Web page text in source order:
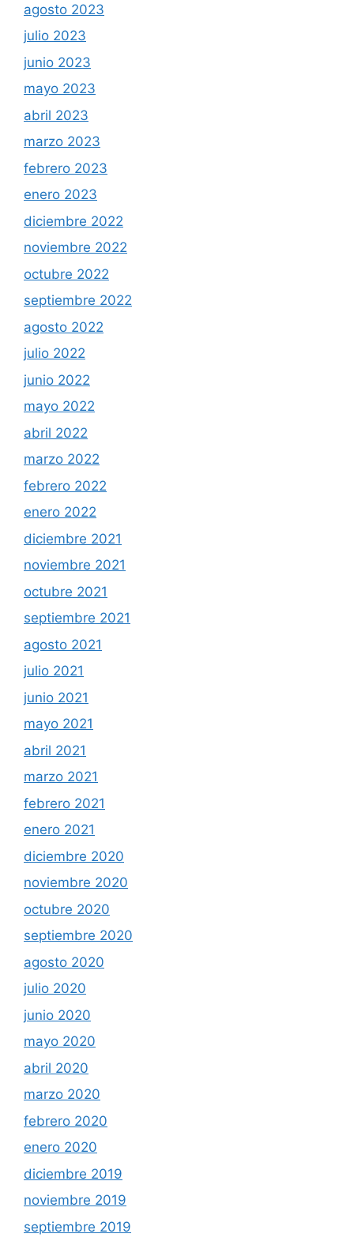
agosto 2023
julio 2023
junio 2023
mayo 2023
abril 2023
marzo 2023
febrero 2023
enero 2023
diciembre 2022
noviembre 2022
octubre 2022
septiembre 2022
agosto 2022
julio 2022
junio 2022
mayo 2022
abril 2022
marzo 2022
febrero 2022
enero 2022
diciembre 2021
noviembre 2021
octubre 2021
septiembre 2021
agosto 2021
julio 2021
junio 2021
mayo 2021
abril 2021
marzo 2021
febrero 2021
enero 2021
diciembre 2020
noviembre 2020
octubre 2020
septiembre 2020
agosto 2020
julio 2020
junio 2020
mayo 2020
abril 2020
marzo 2020
febrero 2020
enero 2020
diciembre 2019
noviembre 2019
septiembre 2019